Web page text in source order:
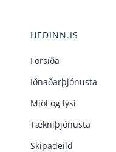
HEDINN.IS
Forsíða
Iðnaðarþjónusta
Mjöl og lýsi
Tækniþjónusta
Skipadeild